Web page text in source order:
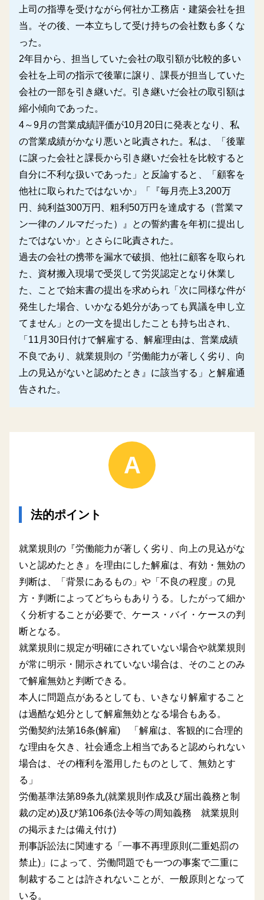
上司の指導を受けながら何社か工務店・建築会社を担
当。その後、一本立ちして受け持ちの会社数も多くな
った。
2年目から、担当していた会社の取引額が比較的多い
会社を上司の指示で後輩に譲り、課長が担当していた
会社の一部を引き継いだ。引き継いだ会社の取引額は
縮小傾向であった。
4～9月の営業成績評価が10月20日に発表となり、私
の営業成績がかなり悪いと叱責された。私は、「後輩
に譲った会社と課長から引き継いだ会社を比較すると
自分に不利な扱いであった」と反論すると、「顧客を
他社に取られたではないか」「『毎月売上3,200万
円、純利益300万円、粗利50万円を達成する（営業マ
ン一律のノルマだった）』との誓約書を年初に提出し
たではないか」とさらに叱責された。
過去の会社の携帯を漏水で破損、他社に顧客を取られ
た、資材搬入現場で受災して労災認定となり休業し
た、ことで始末書の提出を求められ「次に同様な件が
発生した場合、いかなる処分があっても異議を申し立
てません」との一文を提出したことも持ち出され、
「11月30日付けで解雇する、解雇理由は、営業成績
不良であり、就業規則の『労働能力が著しく劣り、向
上の見込がないと認めたとき』に該当する」と解雇通
告された。
A
法的ポイント
就業規則の『労働能力が著しく劣り、向上の見込がな
いと認めたとき』を理由にした解雇は、有効・無効の
判断は、「背景にあるもの」や「不良の程度」の見
方・判断によってどちらもありうる。したがって細か
く分析することが必要で、ケース・バイ・ケースの判
断となる。
就業規則に規定が明確にされていない場合や就業規則
が常に明示・開示されていない場合は、そのことのみ
で解雇無効と判断できる。
本人に問題点があるとしても、いきなり解雇すること
は過酷な処分として解雇無効となる場合もある。
労働契約法第16条(解雇) 「解雇は、客観的に合理的
な理由を欠き、社会通念上相当であると認められない
場合は、その権利を濫用したものとして、無効とす
る」
労働基準法第89条九(就業規則作成及び届出義務と制
裁の定め)及び第106条(法令等の周知義務 就業規則
の掲示または備え付け)
刑事訴訟法に関連する「一事不再理原則(二重処罰の
禁止)」によって、労働問題でも一つの事案で二重に
制裁することは許されないことが、一般原則となって
いる。